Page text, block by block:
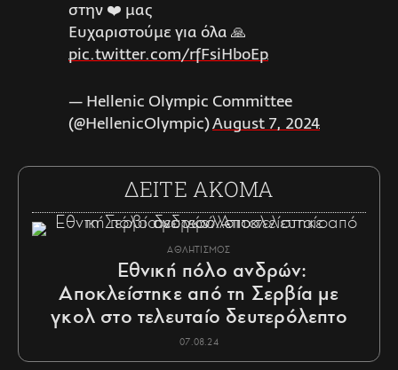
στην ❤️ μας
Ευχαριστούμε για όλα 🙏
pic.twitter.com/rfFsiHboEp
— Ηellenic Olympic Committee
(@HellenicOlympic)August 7, 2024
ΔΕΙΤΕ ΑΚΟΜΑ
ΑΘΛΗΤΙΣΜΟΣ
Εθνική πόλο ανδρών:
Αποκλείστηκε από τη Σερβία με
γκολ στο τελευταίο δευτερόλεπτο
07.08.24